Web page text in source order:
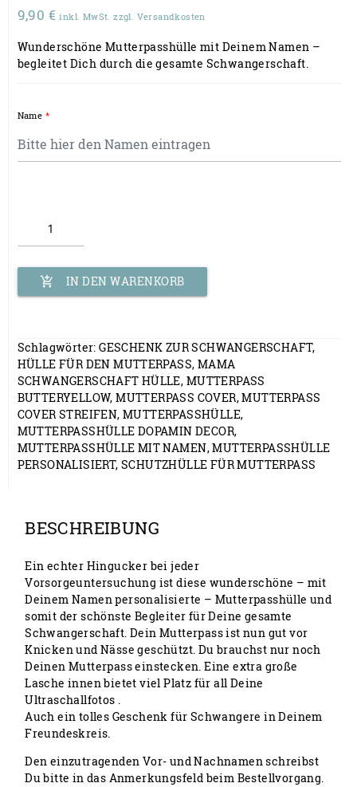
9,90 € inkl. MwSt. zzgl. Versandkosten
Wunderschöne Mutterpasshülle mit Deinem Namen –
begleitet Dich durch die gesamte Schwangerschaft.
Name *
add_shopping_cart IN DEN WARENKORB
Schlagwörter:GESCHENK ZUR SCHWANGERSCHAFT,
HÜLLE FÜR DEN MUTTERPASS, MAMA
SCHWANGERSCHAFT HÜLLE, MUTTERPASS
BUTTERYELLOW,MUTTERPASS COVER,MUTTERPASS
COVER STREIFEN, MUTTERPASSHÜLLE,
MUTTERPASSHÜLLE DOPAMIN DECOR,
MUTTERPASSHÜLLE MIT NAMEN,MUTTERPASSHÜLLE
PERSONALISIERT, SCHUTZHÜLLE FÜR MUTTERPASS
BESCHREIBUNG
Ein echter Hingucker bei jeder
Vorsorgeuntersuchung ist diese wunderschöne – mit
Deinem Namen personalisierte – Mutterpasshülle und
somit der schönste Begleiter für Deine gesamte
Schwangerschaft. Dein Mutterpass ist nun gut vor
Knicken und Nässe geschützt. Du brauchst nur noch
Deinen Mutterpass einstecken. Eine extra große
Lasche innen bietet viel Platz für all Deine
Ultraschallfotos .
Auch ein tolles Geschenk für Schwangere in Deinem
Freundeskreis.
Den einzutragenden Vor- und Nachnamen schreibst
Du bitte in das Anmerkungsfeld beim Bestellvorgang.